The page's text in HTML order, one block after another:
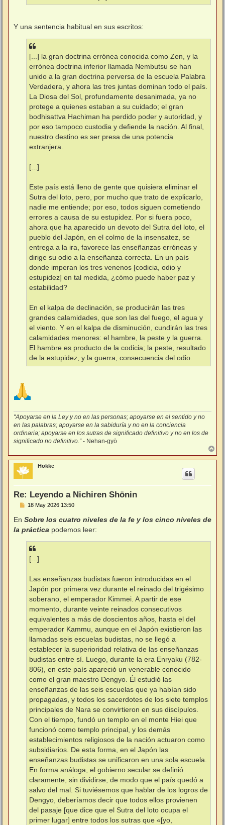
Y una sentencia habitual en sus escritos:
[...] la gran doctrina errónea conocida como Zen, y la
errónea doctrina inferior llamada Nembutsu se han
unido a la gran doctrina perversa de la escuela Palabra
Verdadera, y ahora las tres juntas dominan todo el país.
La Diosa del Sol, profundamente desanimada, ya no
protege a quienes estaban a su cuidado; el gran
bodhisattva Hachiman ha perdido poder y autoridad, y
por eso tampoco custodia y defiende la nación. Al final,
nuestro destino es ser presa de una potencia
extranjera.
[...]
Este país está lleno de gente que quisiera eliminar el
Sutra del loto, pero, por mucho que trato de explicarlo,
nadie me entiende; por eso, todos siguen cometiendo
errores a causa de su estupidez. Por si fuera poco,
ahora que ha aparecido un devoto del Sutra del loto, el
pueblo del Japón, en el colmo de la insensatez, se
entrega a la ira, favorece las enseñanzas erróneas y
dirige su odio a la enseñanza correcta. En un país
donde imperan los tres venenos [codicia, odio y
estupidez] en tal medida, ¿cómo puede haber paz y
estabilidad?
En el kalpa de declinación, se producirán las tres
grandes calamidades, que son las del fuego, el agua y
el viento. Y en el kalpa de disminución, cundirán las tres
calamidades menores: el hambre, la peste y la guerra.
El hambre es producto de la codicia; la peste, resultado
de la estupidez, y la guerra, consecuencia del odio.
"Apoyarse en la Ley y no en las personas; apoyarse en el sentido y no
en las palabras; apoyarse en la sabiduría y no en la conciencia
ordinaria; apoyarse en los sutras de significado definitivo y no en los de
significado no definitivo.”- Nehan-gyō
r
r
Hokke
Re: Leyendo a Nichiren Shōnin
M
n
s
a
e
18 May 2026 13:50
En Sobre los cuatro niveles de la fe y los cinco niveles de
la práctica podemos leer:
[...]
Las enseñanzas budistas fueron introducidas en el
Japón por primera vez durante el reinado del trigésimo
soberano, el emperador Kimmei. A partir de ese
momento, durante veinte reinados consecutivos
equivalentes a más de doscientos años, hasta el del
emperador Kammu, aunque en el Japón existieron las
llamadas seis escuelas budistas, no se llegó a
establecer la superioridad relativa de las enseñanzas
budistas entre sí. Luego, durante la era Enryaku (782-
806), en este país apareció un venerable conocido
como el gran maestro Dengyo. Él estudió las
enseñanzas de las seis escuelas que ya habían sido
propagadas, y todos los sacerdotes de los siete templos
principales de Nara se convirtieron en sus discípulos.
Con el tiempo, fundó un templo en el monte Hiei que
funcionó como templo principal, y los demás
establecimientos religiosos de la nación actuaron como
subsidiarios. De esta forma, en el Japón las
enseñanzas budistas se unificaron en una sola escuela.
En forma análoga, el gobierno secular se definió
claramente, sin dividirse, de modo que el país quedó a
salvo del mal. Si tuviésemos que hablar de los logros de
Dengyo, deberíamos decir que todos ellos provienen
del pasaje [que dice que el Sutra del loto ocupa el
primer lugar] entre todos los sutras que «[yo,